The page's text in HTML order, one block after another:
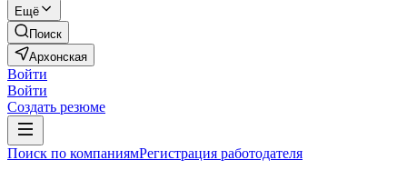
Ещё
Поиск
Архонская
Войти
Войти
Создать резюме
Поиск по компаниямРегистрация работодателя